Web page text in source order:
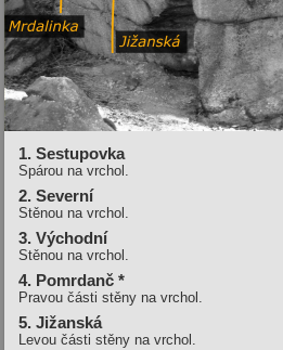
1. Sestupovka
Spárou na vrchol.
2. Severní­
Stěnou na vrchol.
3. Východní­
Stěnou na vrchol.
4. Pomrdanč *
Pravou části stěny na vrchol.
5. Jižanská
Levou části stěny na vrchol.